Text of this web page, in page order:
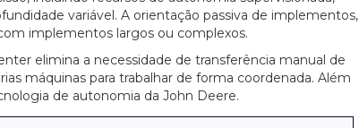
variável. A orientação passiva de implementos,
implementos largos ou complexos.
elimina a necessidade de transferência manual de
máquinas para trabalhar de forma coordenada. Além
de autonomia da John Deere.